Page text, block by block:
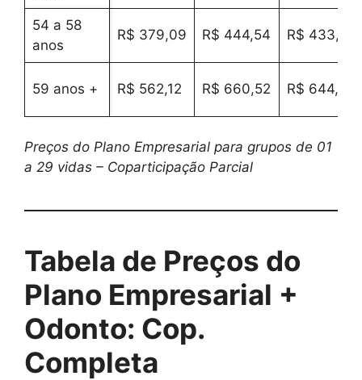
54 a 58
anos
R$ 379,09 R$ 444,54 R$ 433,62
59 anos + R$ 562,12 R$ 660,52 R$ 644,10
Preços do Plano Empresarial para grupos de 01
a 29 vidas – Coparticipação Parcial
Tabela de Preços do
Plano Empresarial +
Odonto: Cop.
Completa